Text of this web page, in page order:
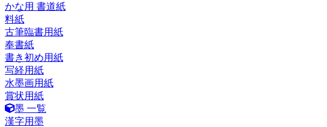
かな用 書道紙
料紙
古筆臨書用紙
奉書紙
書き初め用紙
写経用紙
水墨画用紙
賞状用紙
墨 一覧
漢字用墨